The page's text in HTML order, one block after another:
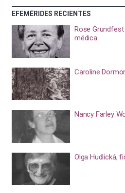
EFEMÉRIDES RECIENTES
Rose
médica
Caroline
Nancy Farley
Olga Hudlická,